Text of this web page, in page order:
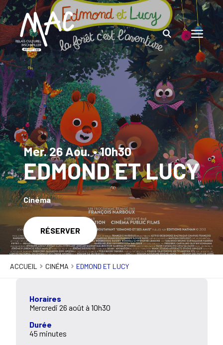
Mer. 26 Aou. • 10h30
EDMOND ET LUCY
Cinéma
RÉSERVER
ACCUEIL CINÉMA EDMOND ET LUCY
Horaires
Mercredi 26 août à 10h30
Durée
45 minutes